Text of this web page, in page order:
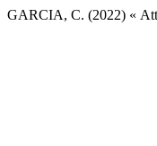
GARCIA, C. (2022) «